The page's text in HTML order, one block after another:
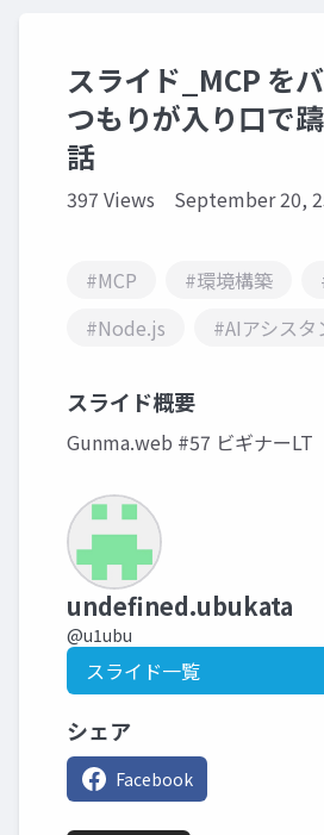
スライド_MCP を
つもりが入り口で
話
397 Views September 20,
#MCP #環境構築
#Node.js
#AIアシスタ
スライド概要
Gunma.web #57 ビギナーLT
undefined.ubukata
@u1ubu
スライド一覧
シェア
Facebook